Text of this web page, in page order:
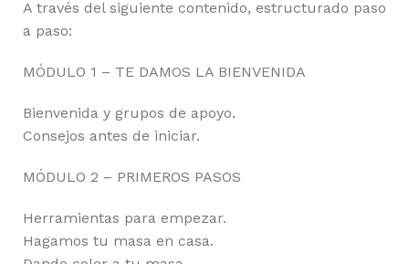
A través del siguiente contenido, estructurado paso
a paso:
MÓDULO 1 – TE DAMOS LA BIENVENIDA
Bienvenida y grupos de apoyo.
Consejos antes de iniciar.
MÓDULO 2 – PRIMEROS PASOS
Herramientas para empezar.
Hagamos tu masa en casa.